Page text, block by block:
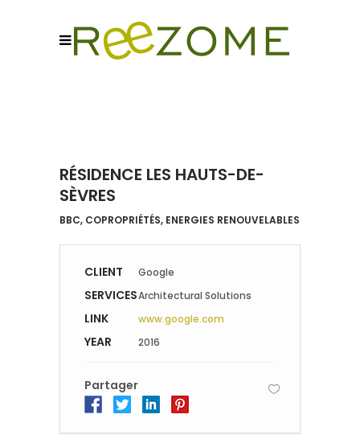
RÉSIDENCE LES HAUTS-DE-
SÈVRES
BBC, COPROPRIÉTÉS, ENERGIES RENOUVELABLES
CLIENT Google
SERVICESArchitectural Solutions
LINK www.google.com
YEAR 2016
Partager